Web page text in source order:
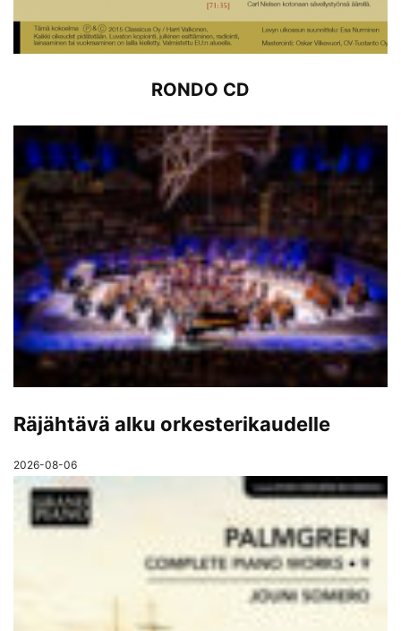
RONDO CD
Räjähtävä alku orkesterikaudelle
2026-08-06